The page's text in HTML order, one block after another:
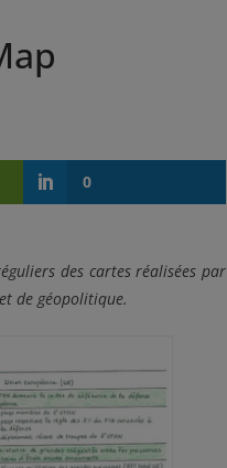
0
des cartes réalisées par
de géopolitique.